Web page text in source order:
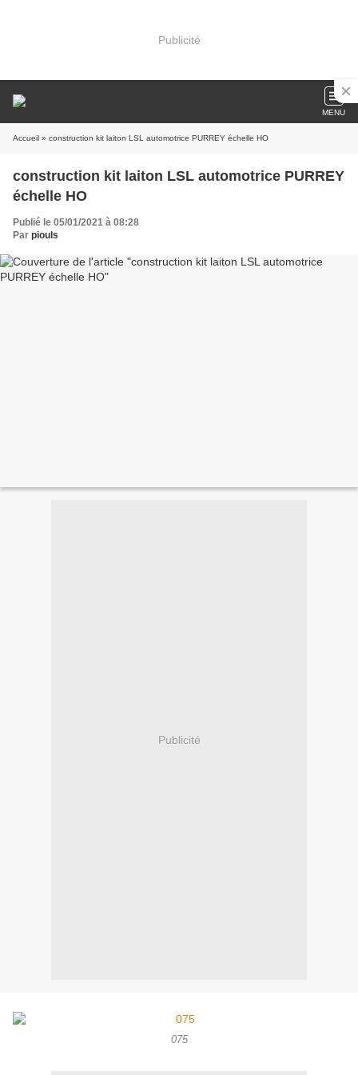
Publicité
MENU
Accueil » construction kit laiton LSL automotrice PURREY échelle HO
construction kit laiton LSL automotrice PURREY
échelle HO
Publié le 05/01/2021 à 08:28
Par piouls
Publicité
075